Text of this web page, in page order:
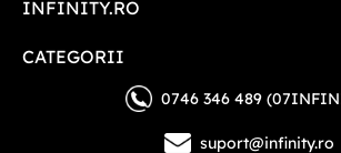
INFINITY.RO
CATEGORII
0746 346 489
suport@infinity.ro